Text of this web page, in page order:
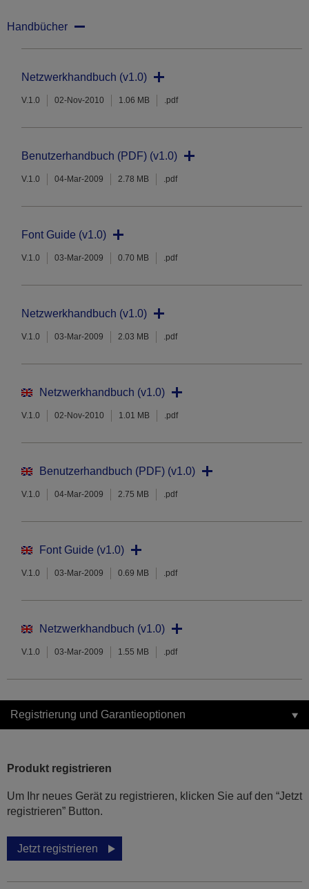
Handbücher
Netzwerkhandbuch (v1.0)
V.1.0 02-Nov-2010 1.06 MB .pdf
Benutzerhandbuch (PDF) (v1.0)
V.1.0 04-Mar-2009 2.78 MB .pdf
Font Guide (v1.0)
V.1.0 03-Mar-2009 0.70 MB .pdf
Netzwerkhandbuch (v1.0)
V.1.0 03-Mar-2009 2.03 MB .pdf
Netzwerkhandbuch (v1.0)
V.1.0 02-Nov-2010 1.01 MB .pdf
Benutzerhandbuch (PDF) (v1.0)
V.1.0 04-Mar-2009 2.75 MB .pdf
Font Guide (v1.0)
V.1.0 03-Mar-2009 0.69 MB .pdf
Netzwerkhandbuch (v1.0)
V.1.0 03-Mar-2009 1.55 MB .pdf
Registrierung und Garantieoptionen
Produkt registrieren
Um Ihr neues Gerät zu registrieren, klicken Sie auf den “Jetzt
registrieren” Button.
Jetzt registrieren